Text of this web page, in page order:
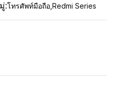
:โทรศัพท์มือถือ Redmi Series